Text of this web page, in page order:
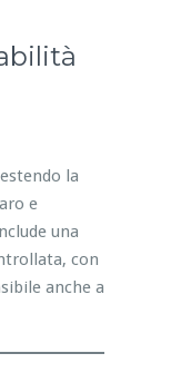
la
e
una
con
anche a